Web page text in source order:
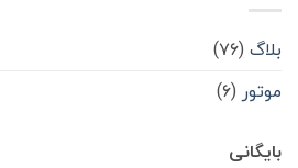
بلاگ (۷۶)
موتور (۶)
بایگانی